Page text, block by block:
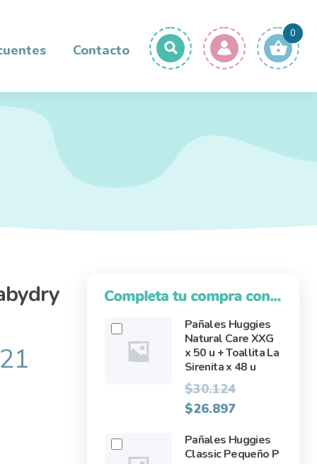
Contacto
Pañales Huggies
Natural Care XXG
x 50 u + Toallita La
Sirenita x 48 u
$30.124Original
price
$30.124.
$26.897Current
is:
Pañales Huggies
Classic Pequeño P
0